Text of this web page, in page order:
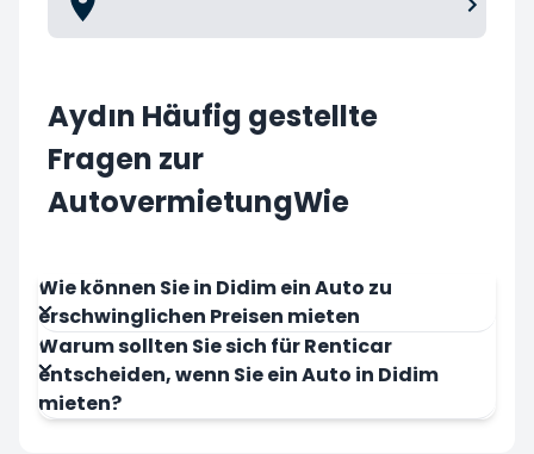
Aydın Häufig gestellte
Fragen zur
AutovermietungWie
Wie können Sie in Didim ein Auto zu
erschwinglichen Preisen mieten
Warum sollten Sie sich für Renticar
entscheiden, wenn Sie ein Auto in Didim
mieten?